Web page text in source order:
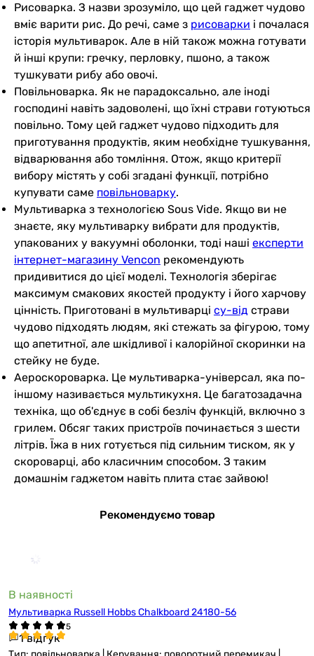
Рисоварка. З назви зрозуміло, що цей гаджет чудово
вміє варити рис. До речі, саме з рисоварки і почалася
історія мультиварок. Але в ній також можна готувати
й інші крупи: гречку, перловку, пшоно, а також
тушкувати рибу або овочі.
Повільноварка. Як не парадоксально, але іноді
господині навіть задоволені, що їхні страви готуються
повільно. Тому цей гаджет чудово підходить для
приготування продуктів, яким необхідне тушкування,
відварювання або томління. Отож, якщо критерії
вибору містять у собі згадані функції, потрібно
купувати саме повільноварку.
Мультиварка з технологією Sous Vide. Якщо ви не
знаєте, яку мультиварку вибрати для продуктів,
упакованих у вакуумні оболонки, тоді наші експерти
інтернет-магазину Vencon рекомендують
придивитися до цієї моделі. Технологія зберігає
максимум смакових якостей продукту і його харчову
цінність. Приготовані в мультиварці су-від страви
чудово підходять людям, які стежать за фігурою, тому
що апетитної, але шкідливої і калорійної скоринки на
стейку не буде.
Аероскороварка. Це мультиварка-універсал, яка по-
іншому називається мультикухня. Це багатозадачна
техніка, що об'єднує в собі безліч функцій, включно з
грилем. Обсяг таких пристроїв починається з шести
літрів. Їжа в них готується під сильним тиском, як у
скороварці, або класичним способом. З таким
домашнім гаджетом навіть плита стає зайвою!
Рекомендуємо товар
В наявності
Мультиварка Russell Hobbs Chalkboard 24180-56
1 відгук